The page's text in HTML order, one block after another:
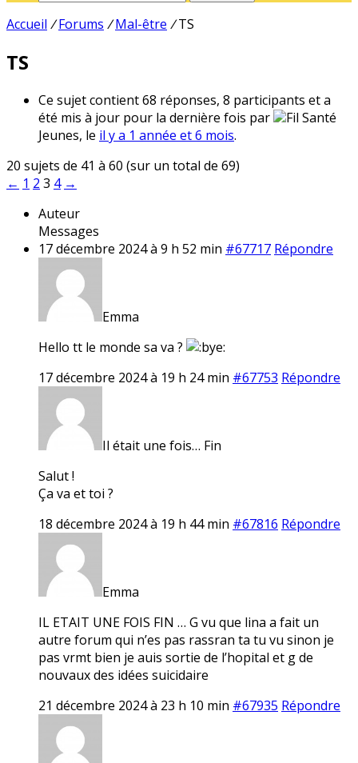
Accueil / Forums / Mal-être / TS
TS
Ce sujet contient 68 réponses, 8 participants et a
été mis à jour pour la dernière fois par
Fil Santé
Jeunes, le il y a 1 année et 6 mois.
20 sujets de 41 à 60 (sur un total de 69)
← 1 2 3 4 →
Auteur
Messages
17 décembre 2024 à 9 h 52 min #67717 Répondre
Emma
Hello tt le monde sa va ?
17 décembre 2024 à 19 h 24 min #67753 Répondre
Il était une fois… Fin
Salut !
Ça va et toi ?
18 décembre 2024 à 19 h 44 min #67816 Répondre
Emma
IL ETAIT UNE FOIS FIN … G vu que lina a fait un
autre forum qui n’es pas rassran ta tu vu sinon je
pas vrmt bien je auis sortie de l’hopital et g de
nouvaux des idées suicidaire
21 décembre 2024 à 23 h 10 min #67935 Répondre